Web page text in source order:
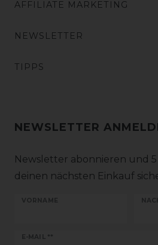
AFFILIATE MARKETING
NEWSLETTER
TIPPS
NEWSLETTER
Newsletter abonnieren und
deinen nächsten Einkauf
VORNAME
E-MAIL **
Newsletter